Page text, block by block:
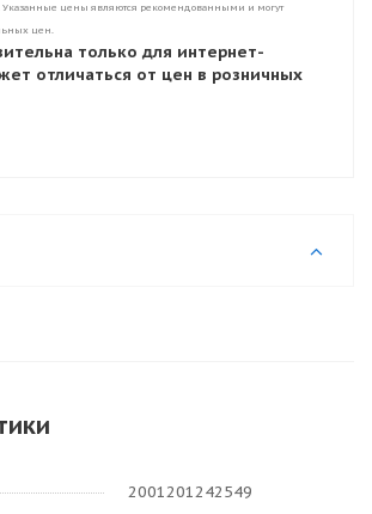
Указанные цены являются рекомендованными и могут
цен.
только для интернет-
отличаться от цен в розничных
2001201242549